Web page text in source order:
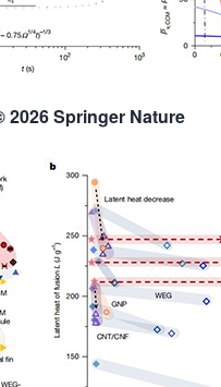
2026 Springer Nature